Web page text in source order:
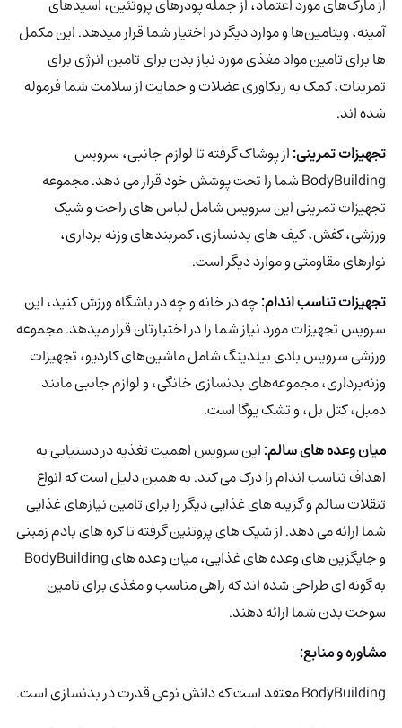
آمینه، ویتامین‌ها و موارد دیگر در اختیار شما قرار میدهد. این مکمل
ها برای تامین مواد مغذی مورد نیاز بدن برای تامین انرژی برای
تمرینات، کمک به ریکاوری عضلات و حمایت از سلامت شما فرموله
شده اند.
تجهیزات تمرینی:از پوشاک گرفته تا لوازم جانبی، سرویس
BodyBuilding شما را تحت پوشش خود قرار می دهد. مجموعه
تجهیزات تمرینی این سرویس شامل لباس های راحت و شیک
ورزشی، کفش، کیف های بدنسازی، کمربندهای وزنه برداری،
نوارهای مقاومتی و موارد دیگر است.
تجهیزات تناسب اندام:چه در خانه و چه در باشگاه ورزش کنید، این
سرویس تجهیزات مورد نیاز شما را در اختیارتان قرار میدهد. مجموعه
ورزشی سرویس بادی بیلدینگ شامل ماشین‌های کاردیو، تجهیزات
وزنه‌برداری، مجموعه‌های بدنسازی خانگی، و لوازم جانبی مانند
دمبل، کتل بل، و تشک یوگا است.
میان وعده های سالم:این سرویس اهمیت تغذیه در دستیابی به
اهداف تناسب اندام را درک می کند. به همین دلیل است که انواع
تنقلات سالم و گزینه های غذایی دیگر را برای تامین نیازهای غذایی
شما ارائه می دهد. از شیک های پروتئین گرفته تا کره های بادم زمینی
و جایگزین های وعده های غذایی، میان وعده های BodyBuilding
به گونه ای طراحی شده اند که راهی مناسب و مغذی برای تامین
سوخت بدن شما ارائه دهند.
مشاوره و منابع:
BodyBuildingمعتقد است که دانش نوعی قدرت در بدنسازی است.